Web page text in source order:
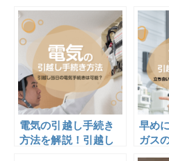
詳しく解説
電気の引越し手続き
方法を解説！引越し
早め
ガス